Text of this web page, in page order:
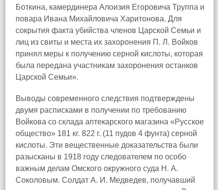
Боткина, камердинера Алоизия Егоровича Труппа и
повара Ивана Михайловича Харитонова. Для
сокрытия факта убийства членов Царской Семьи и
лиц из свиты и места их захоронения П. Л. Войков
принял меры к получению серной кислоты, которая
была передана участникам захоронения останков
Царской Семьи».
Выводы современного следствия подтверждены
двумя расписками в получении по требованию
Войкова со склада аптекарского магазина «Русское
общество» 181 кг. 822 г. (11 пудов 4 фунта) серной
кислоты. Эти вещественные доказательства были
разысканы в 1918 году следователем по особо
важным делам Омского окружного суда Н. А.
Соколовым. Солдат А. И. Медведев, получавший